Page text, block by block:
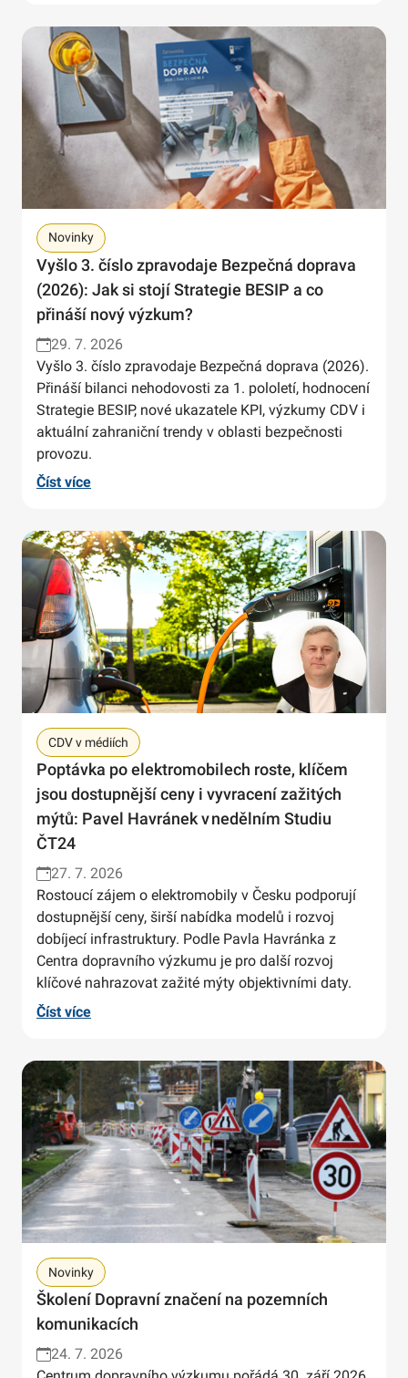
Novinky
Vyšlo 3. číslo zpravodaje Bezpečná doprava
(2026): Jak si stojí Strategie BESIP a co
přináší nový výzkum?
29. 7. 2026
Vyšlo 3. číslo zpravodaje Bezpečná doprava (2026).
Přináší bilanci nehodovosti za 1. pololetí, hodnocení
Strategie BESIP, nové ukazatele KPI, výzkumy CDV i
aktuální zahraniční trendy v oblasti bezpečnosti
provozu.
Číst více
CDV v médiích
Poptávka po elektromobilech roste, klíčem
jsou dostupnější ceny i vyvracení zažitých
mýtů: Pavel Havránek v nedělním Studiu
ČT24
27. 7. 2026
Rostoucí zájem o elektromobily v Česku podporují
dostupnější ceny, širší nabídka modelů i rozvoj
dobíjecí infrastruktury. Podle Pavla Havránka z
Centra dopravního výzkumu je pro další rozvoj
klíčové nahrazovat zažité mýty objektivními daty.
Číst více
Novinky
Školení Dopravní značení na pozemních
komunikacích
24. 7. 2026